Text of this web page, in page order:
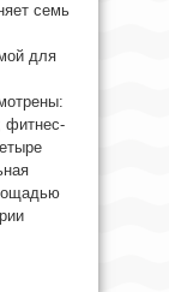
семь
для
фитнес-